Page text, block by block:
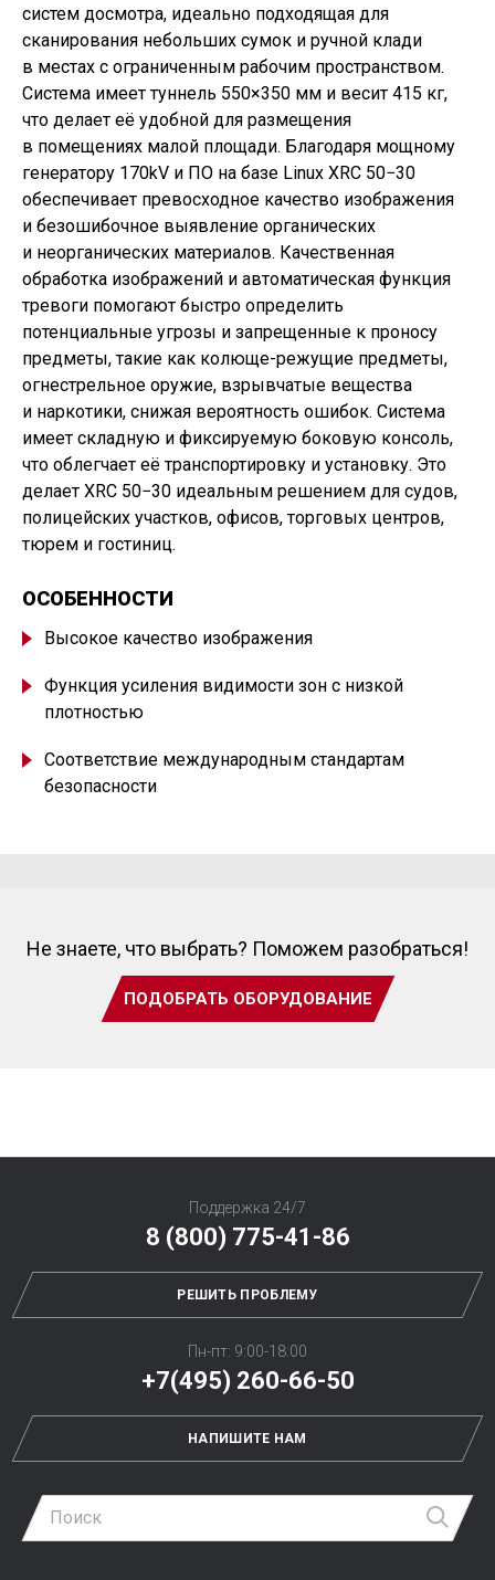
систем досмотра, идеально подходящая для
сканирования небольших сумок и ручной клади
в местах с ограниченным рабочим пространством.
Система имеет туннель 550×350 мм и весит 415 кг,
что делает её удобной для размещения
в помещениях малой площади. Благодаря мощному
генератору 170kV и ПО на базе Linux XRC 50−30
обеспечивает превосходное качество изображения
и безошибочное выявление органических
и неорганических материалов. Качественная
обработка изображений и автоматическая функция
тревоги помогают быстро определить
потенциальные угрозы и запрещенные к проносу
предметы, такие как колюще-режущие предметы,
огнестрельное оружие, взрывчатые вещества
и наркотики, снижая вероятность ошибок. Система
имеет складную и фиксируемую боковую консоль,
что облегчает её транспортировку и установку. Это
делает XRC 50−30 идеальным решением для судов,
полицейских участков, офисов, торговых центров,
тюрем и гостиниц.
ОСОБЕННОСТИ
Высокое качество изображения
Функция усиления видимости зон с низкой
плотностью
Соответствие международным стандартам
безопасности
Не знаете, что выбрать? Поможем разобраться!
ПОДОБРАТЬ ОБОРУДОВАНИЕ
Поддержка 24/7
8 (800) 775-41-86
РЕШИТЬ ПРОБЛЕМУ
Пн-пт: 9:00-18:00
+7(495) 260-66-50
НАПИШИТЕ НАМ